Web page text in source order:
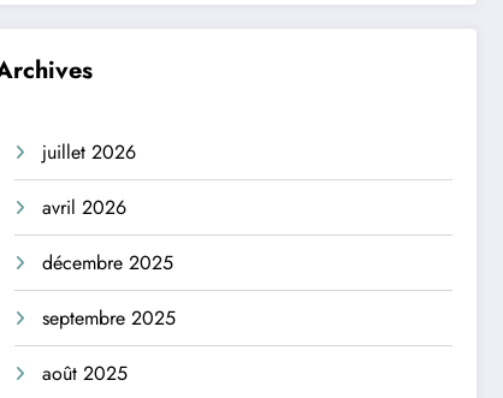
juillet 2026
avril 2026
décembre 2025
septembre 2025
août 2025